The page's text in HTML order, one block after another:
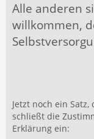
Alle anderen
willkommen,
Jetzt noch ein
schließt die
Erklärung ein: